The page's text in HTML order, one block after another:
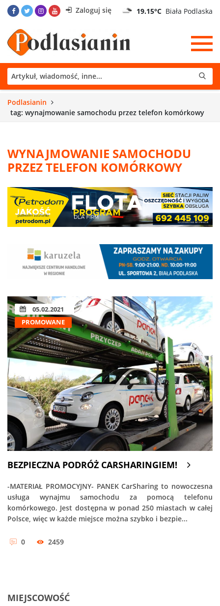
Zaloguj się 19.15°C Biała Podlaska
Podlasianin
tag: wynajmowanie samochodu przez telefon komórkowy
WYNAJMOWANIE SAMOCHODU
PRZEZ TELEFON KOMÓRKOWY
05.02.2021
PROMOWANE
BEZPIECZNA PODRÓŻ CARSHARINGIEM!
-MATERIAŁ PROMOCYJNY- PANEK CarSharing to nowoczesna
usługa wynajmu samochodu za pomocą telefonu
komórkowego. Jest dostępna w ponad 250 miastach w całej
Polsce, więc w każde miejsce można szybko i bezpie...
0 2459
MIEJSCOWOŚĆ